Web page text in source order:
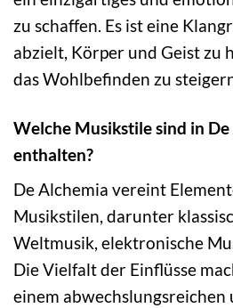
zu schaffen. Es ist eine
abzielt, Körper und Geist zu
das Wohlbefinden zu
Welche Musikstile sind in
enthalten?
De Alchemia vereint
Musikstilen, darunter
Weltmusik, elektronische
Die Vielfalt der Einflüsse
einem abwechslungsreichen